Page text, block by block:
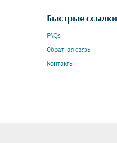
Быстрые ссылки
FAQs
Обратная связь
Контакты